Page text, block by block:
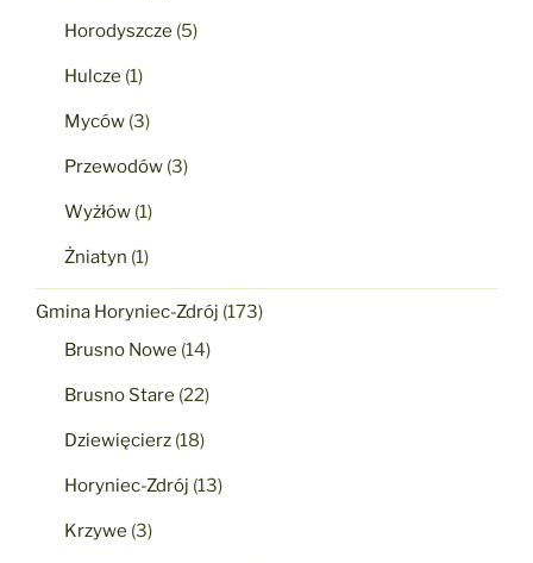
Horodyszcze (5)
Hulcze (1)
Myców (3)
Przewodów (3)
Wyżłów (1)
Żniatyn (1)
Gmina Horyniec-Zdrój (173)
Brusno Nowe (14)
Brusno Stare (22)
Dziewięcierz (18)
Horyniec-Zdrój (13)
Krzywe (3)